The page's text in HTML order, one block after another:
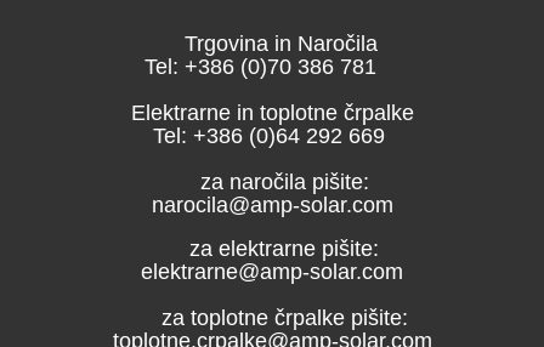
Trgovina in Naročila
Tel: +386 (0)70 386 781
Elektrarne in toplotne črpalke
Tel: +386 (0)64 292 669
za naročila pišite:
narocila@amp-solar.com
za elektrarne pišite:
elektrarne@amp-solar.com
za toplotne črpalke pišite:
toplotne.crpalke@amp-solar.com